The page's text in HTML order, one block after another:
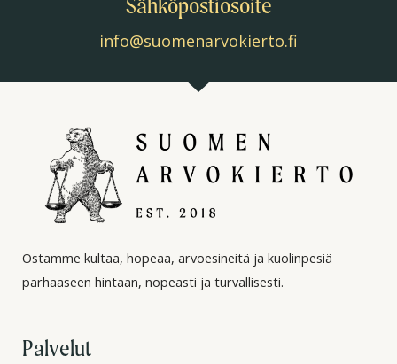
info@suomenarvokierto.fi
Ostamme kultaa, hopeaa, arvoesineitä ja kuolinpesiä
parhaaseen hintaan, nopeasti ja turvallisesti.
Palvelut